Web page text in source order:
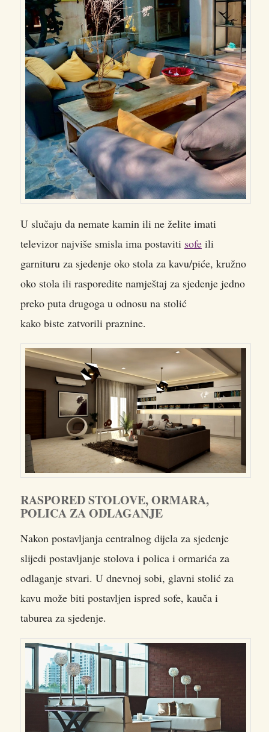
U slučaju da nemate kamin ili ne želite imati
televizor najviše smisla ima postaviti sofe ili
garnituru za sjedenje oko stola za kavu/piće, kružno
oko stola ili rasporedite namještaj za sjedenje jedno
preko puta drugoga u odnosu na stolić
kako biste zatvorili praznine.
RASPORED STOLOVE, ORMARA,
POLICA ZA ODLAGANJE
Nakon postavljanja centralnog dijela za sjedenje
slijedi postavljanje stolova i polica i ormarića za
odlaganje stvari. U dnevnoj sobi, glavni stolić za
kavu može biti postavljen ispred sofe, kauča i
taburea za sjedenje.